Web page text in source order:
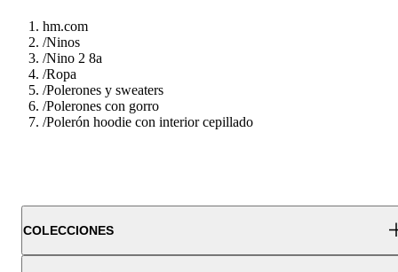
hm.com
/Ninos
/Nino 2 8a
/Ropa
/Polerones y sweaters
/Polerones con gorro
/Polerón hoodie con interior cepillado
COLECCIONES